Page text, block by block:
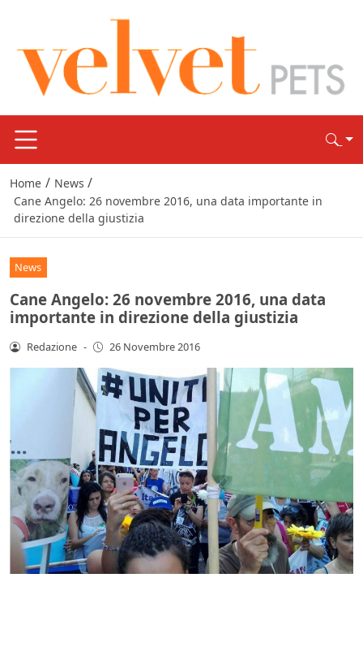
Home / News /
Cane Angelo: 26 novembre 2016, una data importante in
direzione della giustizia
News
Cane Angelo: 26 novembre 2016, una data
importante in direzione della giustizia
Redazione - 26 Novembre 2016